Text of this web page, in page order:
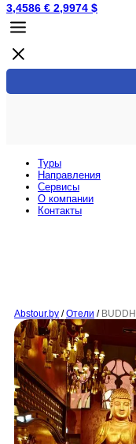
3,4586 € 2,9974 $
Туры
Направления
Сервисы
O компании
Контакты
Abstour.by / Отели /